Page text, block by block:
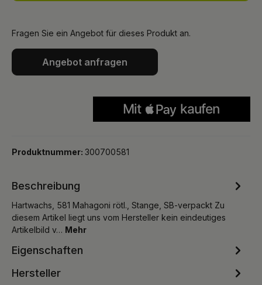
Fragen Sie ein Angebot für dieses Produkt an.
Angebot anfragen
Produktnummer: 300700581
Beschreibung
Hartwachs, 581 Mahagoni rötl., Stange, SB-verpackt Zu
diesem Artikel liegt uns vom Hersteller kein eindeutiges
Artikelbild v… Mehr
Eigenschaften
Hersteller